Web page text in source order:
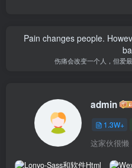
Pain changes people.
伤痛会改变一个人，但爱
admin
1.3W+
这家伙很懒